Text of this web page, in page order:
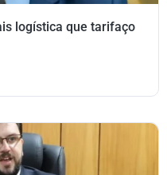
logística que tarifaço